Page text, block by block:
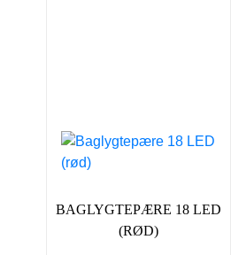
BAGLYGTEPÆRE 18 LED
(RØD)